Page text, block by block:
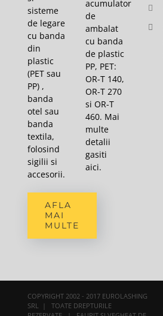
sisteme
de legare
cu banda
din
plastic
(PET sau
PP) ,
banda
otel sau
banda
textila,
folosind
sigilii si
accesorii.
AFLA
MAI
MULTE
acumulator
de
ambalat
cu banda
de plastic
PP, PET:
OR-T 140,
OR-T 270
si OR-T
460. Mai
multe
detalii
gasiti
aici.
COPYRIGHT 2002 - 2017 EUROLASHING
SRL | TOATE DREPTURILE